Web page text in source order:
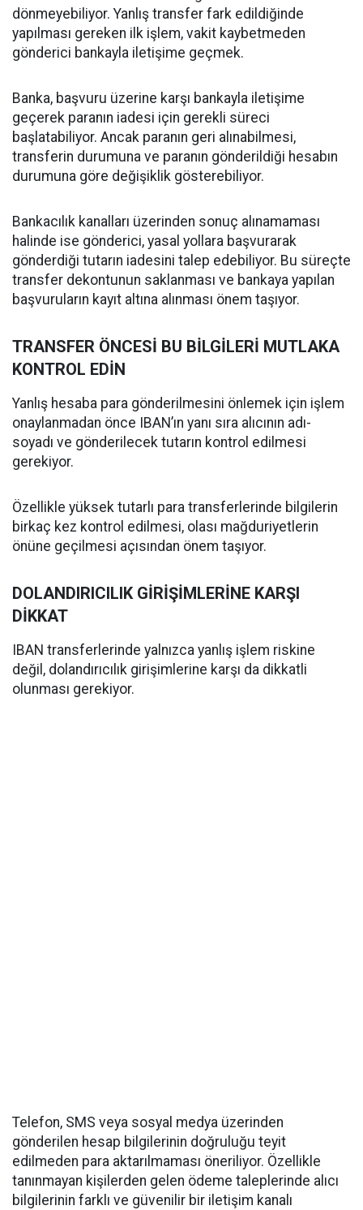
dönmeyebiliyor. Yanlış transfer fark edildiğinde
yapılması gereken ilk işlem, vakit kaybetmeden
gönderici bankayla iletişime geçmek.
Banka, başvuru üzerine karşı bankayla iletişime
geçerek paranın iadesi için gerekli süreci
başlatabiliyor. Ancak paranın geri alınabilmesi,
transferin durumuna ve paranın gönderildiği hesabın
durumuna göre değişiklik gösterebiliyor.
Bankacılık kanalları üzerinden sonuç alınamaması
halinde ise gönderici, yasal yollara başvurarak
gönderdiği tutarın iadesini talep edebiliyor. Bu süreçte
transfer dekontunun saklanması ve bankaya yapılan
başvuruların kayıt altına alınması önem taşıyor.
TRANSFER ÖNCESİ BU BİLGİLERİ MUTLAKA
KONTROL EDİN
Yanlış hesaba para gönderilmesini önlemek için işlem
onaylanmadan önce IBAN’ın yanı sıra alıcının adı-
soyadı ve gönderilecek tutarın kontrol edilmesi
gerekiyor.
Özellikle yüksek tutarlı para transferlerinde bilgilerin
birkaç kez kontrol edilmesi, olası mağduriyetlerin
önüne geçilmesi açısından önem taşıyor.
DOLANDIRICILIK GİRİŞİMLERİNE KARŞI
DİKKAT
IBAN transferlerinde yalnızca yanlış işlem riskine
değil, dolandırıcılık girişimlerine karşı da dikkatli
olunması gerekiyor.
Telefon, SMS veya sosyal medya üzerinden
gönderilen hesap bilgilerinin doğruluğu teyit
edilmeden para aktarılmaması öneriliyor. Özellikle
tanınmayan kişilerden gelen ödeme taleplerinde alıcı
bilgilerinin farklı ve güvenilir bir iletişim kanalı